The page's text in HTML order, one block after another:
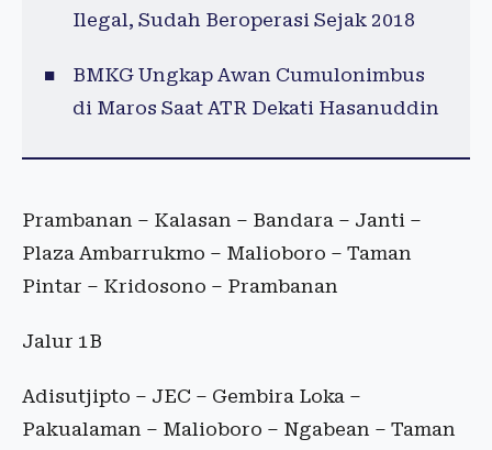
Ilegal, Sudah Beroperasi Sejak 2018
BMKG Ungkap Awan Cumulonimbus
di Maros Saat ATR Dekati Hasanuddin
Prambanan – Kalasan – Bandara – Janti –
Plaza Ambarrukmo – Malioboro – Taman
Pintar – Kridosono – Prambanan
Jalur 1B
Adisutjipto – JEC – Gembira Loka –
Pakualaman – Malioboro – Ngabean – Taman